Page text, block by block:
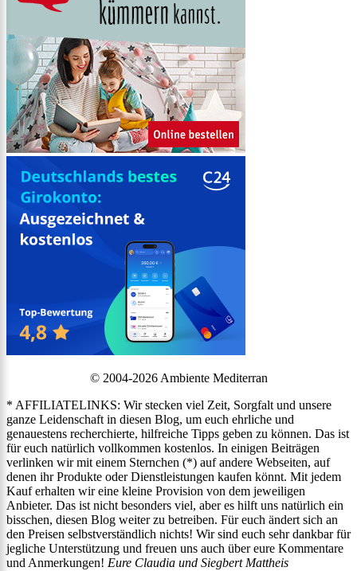
© 2004-2026 Ambiente Mediterran
* AFFILIATELINKS: Wir stecken viel Zeit, Sorgfalt und unsere
ganze Leidenschaft in diesen Blog, um euch ehrliche und
genauestens recherchierte, hilfreiche Tipps geben zu können. Das ist
für euch natürlich vollkommen kostenlos. In einigen Beiträgen
verlinken wir mit einem Sternchen (*) auf andere Webseiten, auf
denen ihr Produkte oder Dienstleistungen kaufen könnt. Mit jedem
Kauf erhalten wir eine kleine Provision von dem jeweiligen
Anbieter. Das ist nicht besonders viel, aber es hilft uns natürlich ein
bisschen, diesen Blog weiter zu betreiben. Für euch ändert sich an
den Preisen selbstverständlich nichts! Wir sind euch sehr dankbar für
jegliche Unterstützung und freuen uns auch über eure Kommentare
und Anmerkungen! Eure Claudia und Siegbert Mattheis